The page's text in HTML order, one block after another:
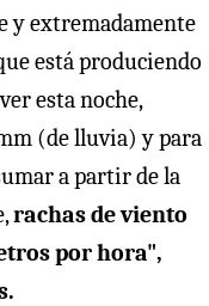
y extremadamente
está produciendo
esta noche,
(de lluvia) y para
a partir de la
rachas de viento
por hora",